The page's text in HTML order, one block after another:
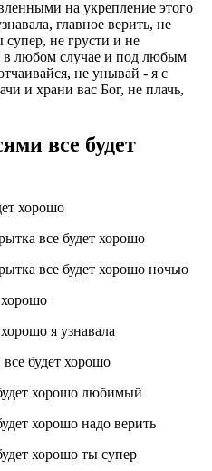
на укрепление этого
главное верить, не
не грусти и не
в любом случае и под любым
не унывай - я с
и храни вас Бог, не плачь,
все будет